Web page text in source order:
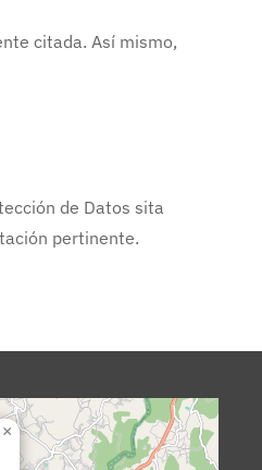
citada. Así mismo,
de Datos sita
pertinente.
×